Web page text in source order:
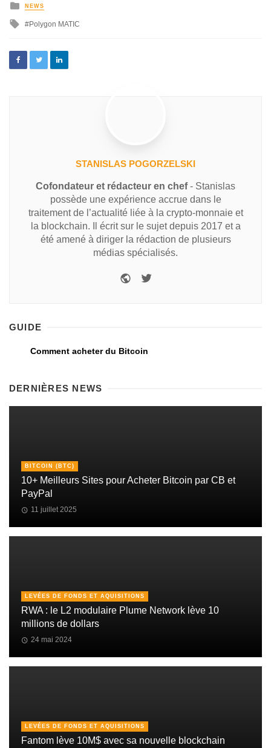
NEWS
Polygon MATIC
STANISLAS POGORZELSKI
Cofondateur et rédacteur en chef- Stanislas
possède une expérience accrue dans le
traitement de l’actualité liée à la crypto-monnaie et
la blockchain. Il écrit sur le sujet depuis 2017 et a
été amené à diriger la rédaction de plusieurs
médias spécialisés.
GUIDE
Comment acheter du Bitcoin
DERNIÈRES NEWS
BITCOIN (BTC)
10+ Meilleurs Sites pour Acheter Bitcoin par CB et
PayPal
11 juillet 2025
LEVÉES DE FONDS ET AQUISITIONS
RWA : le L2 modulaire Plume Network lève 10
millions de dollars
24 mai 2024
LEVÉES DE FONDS ET AQUISITIONS
Fantom lève 10M$ avec sa nouvelle blockchain